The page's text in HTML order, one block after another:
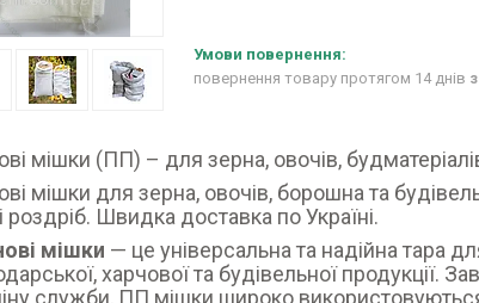
повернення товару протягом 14 днів
мішки (ПП) – для зерна, овочів,
мішки для зерна, овочів, борошна та
роздріб. Швидка доставка по Україні.
мішки — це універсальна та надійна тара
харчової та будівельної продукції.
служби, ПП мішки широко використовуються